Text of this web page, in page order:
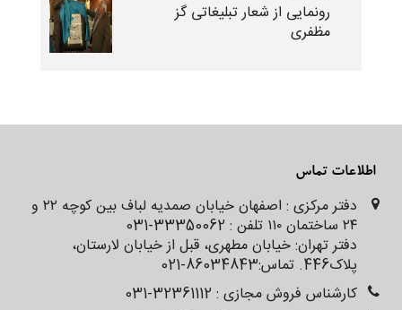
رونمایی از شعار تبلیغاتی گز
مظفری
اطلاعات تماس
دفتر مرکزی : اصفهان خیابان صمدیه لباف بین کوچه ۲۲ و
۲۴ ساختمان ۱۱۰ تلفن : 33350062-031
دفتر تهران: خیابان مطهری، قبل از خیابان لارستان،
پلاک‌‌‌‌‌‌446. تماس:86034843-021
کارشناس فروش مجازی : 32361112-031